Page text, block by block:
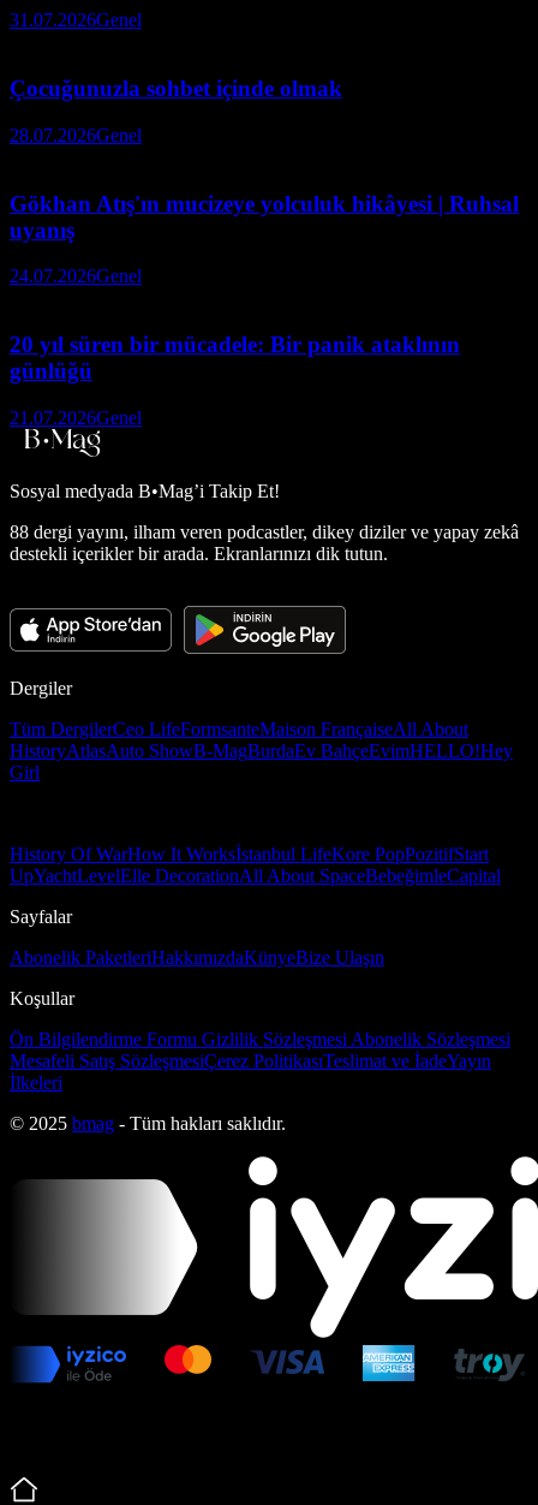
31.07.2026Genel
Çocuğunuzla sohbet içinde olmak
28.07.2026Genel
Gökhan Atış'ın mucizeye yolculuk hikâyesi | Ruhsal
uyanış
24.07.2026Genel
20 yıl süren bir mücadele: Bir panik ataklının
günlüğü
21.07.2026Genel
Sosyal medyada B•Mag’i Takip Et!
88 dergi yayını, ilham veren podcastler, dikey diziler ve yapay zekâ
destekli içerikler bir arada. Ekranlarınızı dik tutun.
Dergiler
Tüm DergilerCeo LifeFormsanteMaison FrançaiseAll About
HistoryAtlasAuto ShowB-MagBurdaEv BahçeEvimHELLO!Hey
Girl
History Of WarHow It Worksİstanbul LifeKore PopPozitifStart
UpYachtLevelElle DecorationAll About SpaceBebeğimleCapital
Sayfalar
Abonelik PaketleriHakkımızdaKünyeBize Ulaşın
Koşullar
Ön Bilgilendirme Formu Gizlilik Sözleşmesi Abonelik Sözleşmesi
Mesafeli Satış SözleşmesiÇerez PolitikasıTeslimat ve İadeYayın
İlkeleri
© 2025 bmag - Tüm hakları saklıdır.